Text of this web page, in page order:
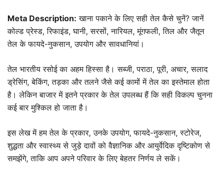
Meta Description: खाना पकाने के लिए सही तेल कैसे चुनें? जानें
कोल्ड प्रेस्ड, रिफाइंड, घानी, सरसों, नारियल, मूंगफली, तिल और जैतून
तेल के फायदे-नुकसान, उपयोग और सावधानियां।
तेल भारतीय रसोई का अहम हिस्सा है। सब्जी, पराठा, पूरी, अचार, सलाद
ड्रेसिंग, बेकिंग, तड़का और तलने जैसे कई कामों में तेल का इस्तेमाल होता
है। लेकिन बाजार में इतने प्रकार के तेल उपलब्ध हैं कि सही विकल्प चुनना
कई बार मुश्किल हो जाता है।
इस लेख में हम तेल के प्रकार, उनके उपयोग, फायदे-नुकसान, स्टोरेज,
शुद्धता और स्वास्थ्य से जुड़े दावों को वैज्ञानिक और आयुर्वेदिक दृष्टिकोण से
समझेंगे, ताकि आप अपने परिवार के लिए बेहतर निर्णय ले सकें।